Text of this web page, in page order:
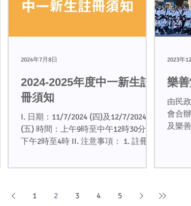
2024-2025年度中一新生註
冊須知
I. 日期：11/7/2024 (四)及12/7/2024
(五) 時間：上午9時至中午12時30分及
下午2時至4時 II. 注意事項： 1. 註冊時
書、香港身份證或載有本港居民身份
生所持香港身份證...
2024年7月8日
樂
由民
會合
及樂
2023年
1 2 3 4 5